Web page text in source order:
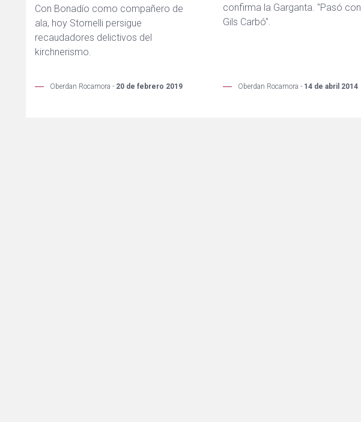
Con Bonadío como compañero de
ala, hoy Stornelli persigue
recaudadores delictivos del
kirchnerismo.
Oberdan Rocamora - 20 de febrero 2019
confirma la Garganta. "Pasó con
Gils Carbó".
Oberdan Rocamora - 14 de abril 2014